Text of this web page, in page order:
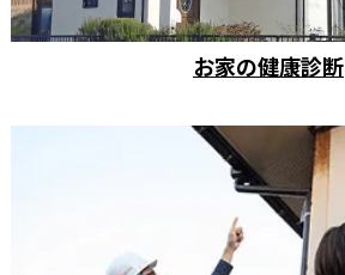
お家の健康診断